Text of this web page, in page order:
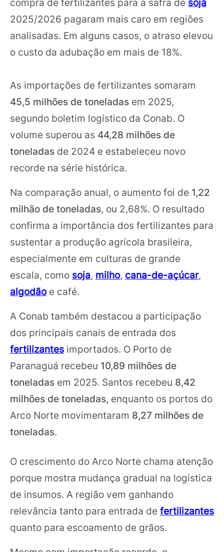
2025/2026 pagaram mais caro em regiões
analisadas. Em alguns casos, o atraso elevou
o custo da adubação em mais de 18%.
As importações de fertilizantes somaram
45,5 milhões de toneladas em 2025,
segundo boletim logístico da Conab. O
volume superou as 44,28 milhões de
toneladas de 2024 e estabeleceu novo
recorde na série histórica.
Na comparação anual, o aumento foi de 1,22
milhão de toneladas, ou 2,68%. O resultado
confirma a importância dos fertilizantes para
sustentar a produção agrícola brasileira,
especialmente em culturas de grande
escala, como soja, milho, cana-de-açúcar,
algodãoe café.
A Conab também destacou a participação
dos principais canais de entrada dos
fertilizantes importados. O Porto de
Paranaguá recebeu 10,89 milhões de
toneladas em 2025. Santos recebeu 8,42
milhões de toneladas, enquanto os portos do
Arco Norte movimentaram 8,27 milhões de
toneladas.
O crescimento do Arco Norte chama atenção
porque mostra mudança gradual na logística
de insumos. A região vem ganhando
relevância tanto para entrada de fertilizantes
quanto para escoamento de grãos.